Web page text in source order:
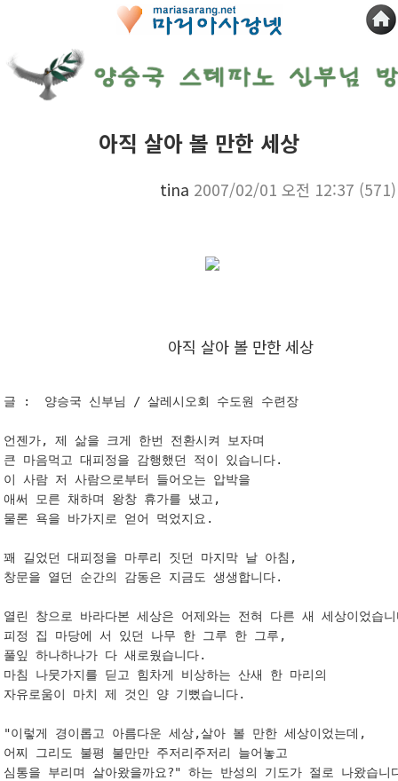
아직 살아 볼 만한 세상
tina 2007/02/01 오전 12:37 (571)
아직 살아 볼 만한 세상
글 :  양승국 신부님 / 살레시오회 수도원 수련장
언젠가, 제 삶을 크게 한번 전환시켜 보자며
큰 마음먹고 대피정을 감행했던 적이 있습니다.
이 사람 저 사람으로부터 들어오는 압박을
애써 모른 채하며 왕창 휴가를 냈고,
물론 욕을 바가지로 얻어 먹었지요.
꽤 길었던 대피정을 마루리 짓던 마지막 날 아침,
창문을 열던 순간의 감동은 지금도 생생합니다.
열린 창으로 바라다본 세상은 어제와는 전혀 다른 새 세상이었습
피정 집 마당에 서 있던 나무 한 그루 한 그루,
풀잎 하나하나가 다 새로웠습니다.
마침 나뭇가지를 딛고 힘차게 비상하는 산새 한 마리의
자유로움이 마치 제 것인 양 기뻤습니다.
"이렇게 경이롭고 아름다운 세상,살아 볼 만한 세상이었는데,
어찌 그리도 불평 불만만 주저리주저리 늘어놓고
심통을 부리며 살아왔을까요?" 하는 반성의 기도가 절로 나왔습니